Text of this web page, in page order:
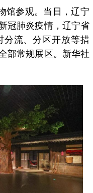
参观。当日，辽宁
冠肺炎疫情，辽宁省
分流、分区开放等措
部常规展区。新华社